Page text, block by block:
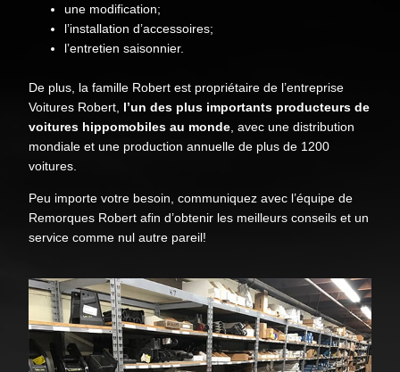
une modification;
l’installation d’accessoires;
l’entretien saisonnier.
De plus, la famille Robert est propriétaire de l’entreprise
Voitures Robert, l’un des plus importants producteurs de
voitures hippomobiles au monde , avec une distribution
mondiale et une production annuelle de plus de 1200
voitures.
Peu importe votre besoin, communiquez avec l’équipe de
Remorques Robert afin d’obtenir les meilleurs conseils et un
service comme nul autre pareil!